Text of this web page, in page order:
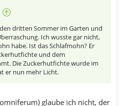
dritten Sommer im Garten und
Ich wusste gar nicht,
habe. Ist das Schlafmohn? Er
und dem
Die Zuckerhutfichte wurde im
er nun mehr Licht.
glaube ich nicht, der